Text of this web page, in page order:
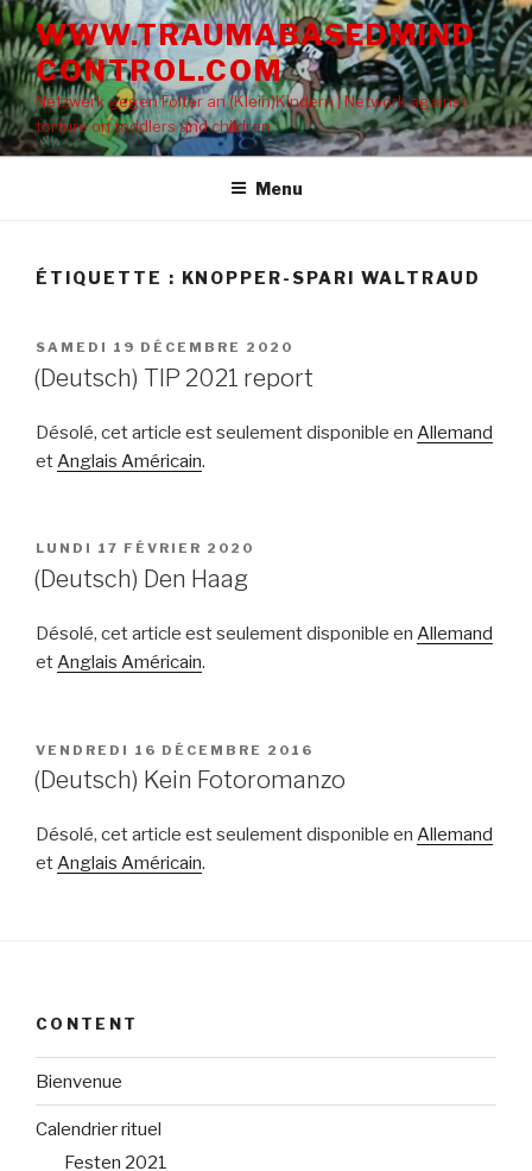
Aller
au
contenu
principal
WWW.TRAUMABASEDMIND
CONTROL.COM
Netzwerk gegen Folter an (Klein)Kindern | Network against
torture on toddlers and children
Menu
ÉTIQUETTE : KNOPPER-SPARI WALTRAUD
PUBLIÉ
LE
SAMEDI 19 DÉCEMBRE 2020
(Deutsch) TIP 2021 report
Désolé, cet article est seulement disponible en Allemand
etAnglais Américain.
PUBLIÉ
LE
LUNDI 17 FÉVRIER 2020
(Deutsch) Den Haag
Désolé, cet article est seulement disponible en Allemand
etAnglais Américain.
PUBLIÉ
LE
VENDREDI 16 DÉCEMBRE 2016
(Deutsch) Kein Fotoromanzo
Désolé, cet article est seulement disponible en Allemand
etAnglais Américain.
CONTENT
Bienvenue
Calendrier rituel
Festen 2021